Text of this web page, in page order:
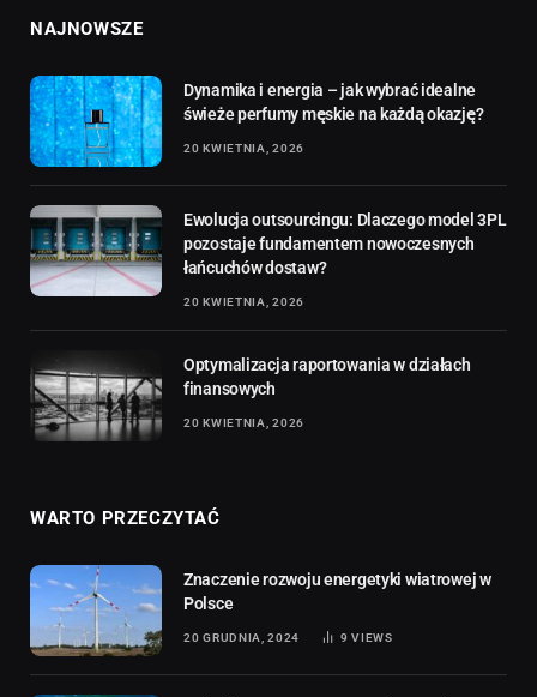
NAJNOWSZE
Dynamika i energia – jak wybrać idealne
świeże perfumy męskie na każdą okazję?
20 KWIETNIA, 2026
Ewolucja outsourcingu: Dlaczego model 3PL
pozostaje fundamentem nowoczesnych
łańcuchów dostaw?
20 KWIETNIA, 2026
Optymalizacja raportowania w działach
finansowych
20 KWIETNIA, 2026
WARTO PRZECZYTAĆ
Znaczenie rozwoju energetyki wiatrowej w
Polsce
20 GRUDNIA, 2024 9VIEWS